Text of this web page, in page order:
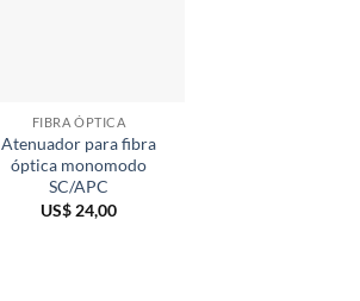
FIBRA ÓPTICA
Atenuador para fibra
óptica monomodo
SC/APC
US$ 24,00